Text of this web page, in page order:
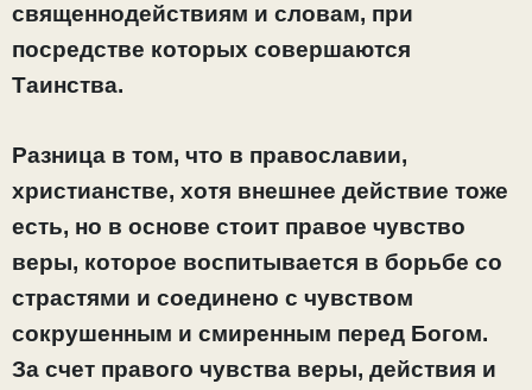
священнодействиям и словам, при
посредстве которых совершаются
Таинства.
Разница в том, что в православии,
христианстве, хотя внешнее действие тоже
есть, но в основе стоит правое чувство
веры, которое воспитывается в борьбе со
страстями и соединено с чувством
сокрушенным и смиренным перед Богом.
За счет правого чувства веры, действия и